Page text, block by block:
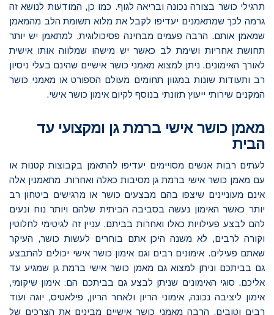
תרגילי כושר בצורה נכונה ובריאה לגוף. כמו כן, המודעות לנושא זה
גרמה לכך שמתאמנים יעדיפו לקבל את מלוא תשומת הלב מהמאמן
שמאמן אותם. הרבה פעמים מבחינה פסיכולוגית, למתאמן יש יותר
תחושת אחריות ושימת לב כאשר יש מישהו שמלווה אותו אישית
לאורך האימונים. ניתן למצוא מאמני כושר אישיים שהינם בעלי ניסיון
רב ותעודות שונות במגוון תחומים מעולם הספורט או מאמני כושר
המקנים שירותי ייעוץ תזונתי בנוסף לקיום אימון כושר אישי.
מאמן כושר אישי ברמת גן ומקצועי עד
הבית
לעתים רבות אנשים מסויימים יעדיפו להתאמן בקבוצות קטנות או
עם מאמן כושר אישי ברמת גן מסיבות כאלה ואחרות. מתאמנין אלה
אינם מעוניינים שיצפו בהם מבצעים כושר או מרגישים ביטחון רב
יותר כאשר האימון נעשה בסביבה הביתית שלהם ויותר נוח ונעים
להם לבצע פעילויות כאלו ואחרות בביתם. עניין זה לגיטימי לחלוטין
וקורה לרבים, לא משנה היכן אתם בוחרים לעשות כושר, העיקר
שאתם פעילים. אימונים רבים וגם אימון כושר אישי יכולים להתבצע
גם בביתכם וניתן למצוא גם מאמן כושר אישי ברמת גן שמגיע עד
אליכם. סוגי האימונים שניתן לבצע גם בביתכם הם: אימון שיקומי,
אימון ליציבה נכונה, אימוני הריון ולאחר הריון, פילאטיס, יוגה ועוד
רבים וטובים. הרבה מאמני כושר אישיים מבינים את הצרכים של